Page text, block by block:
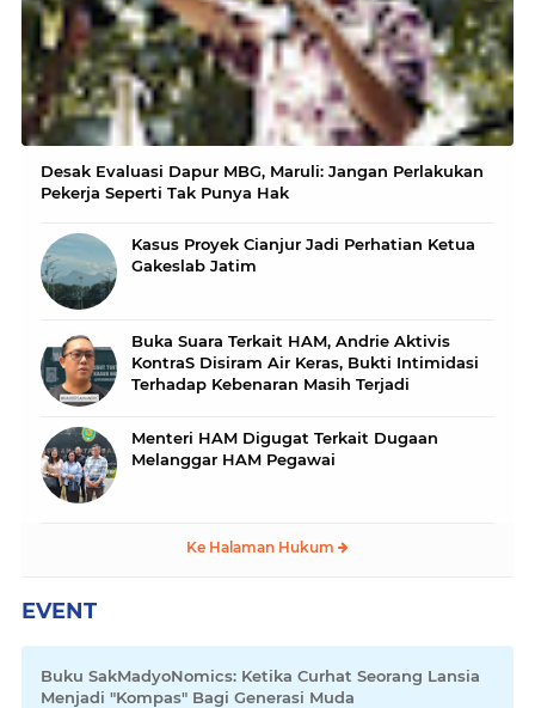
Desak Evaluasi Dapur MBG, Maruli: Jangan Perlakukan
Pekerja Seperti Tak Punya Hak
Kasus Proyek Cianjur Jadi Perhatian Ketua
Gakeslab Jatim
Buka Suara Terkait HAM, Andrie Aktivis
KontraS Disiram Air Keras, Bukti Intimidasi
Terhadap Kebenaran Masih Terjadi
Menteri HAM Digugat Terkait Dugaan
Melanggar HAM Pegawai
Ke Halaman Hukum
EVENT
Buku SakMadyoNomics: Ketika Curhat Seorang Lansia
Menjadi "Kompas" Bagi Generasi Muda